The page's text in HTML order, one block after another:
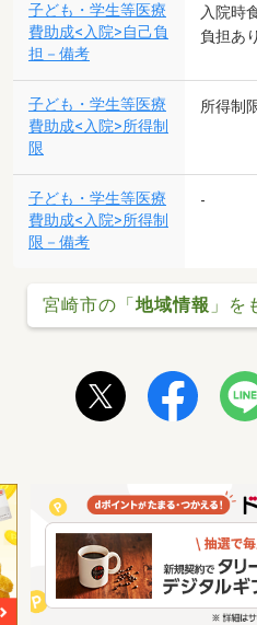
子ども・学生等医療
費助成<入院>自己負
担－備考
入院時
負担あ
子ども・学生等医療
費助成<入院>所得制
限
所得制
子ども・学生等医療
費助成<入院>所得制
限－備考
-
宮崎市の「地域情報 」を